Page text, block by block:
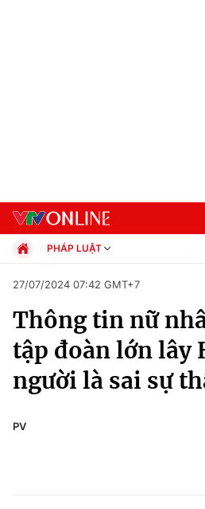
Chuyên mục
Chính trị
PHÁP LUẬT
Xã hội
Pháp luật
Kinh tế
Thể thao
Truyền hình
27/07/2024 07:42 GMT+7
Thông tin nữ
tập đoàn lớn lây
người là sai sự
PV